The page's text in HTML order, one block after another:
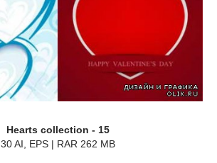
Hearts collection - 15
30 AI, EPS | RAR 262 MB